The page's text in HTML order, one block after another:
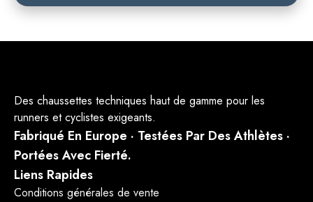
Des chaussettes techniques haut de gamme pour les
runners et cyclistes exigeants.
Fabriqué En Europe · Testées Par Des Athlètes ·
Portées Avec Fierté.
Liens Rapides
Conditions générales de vente